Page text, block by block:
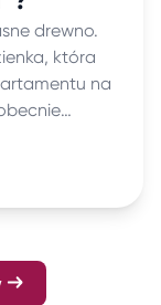
drewno.
która
na
mieszka.